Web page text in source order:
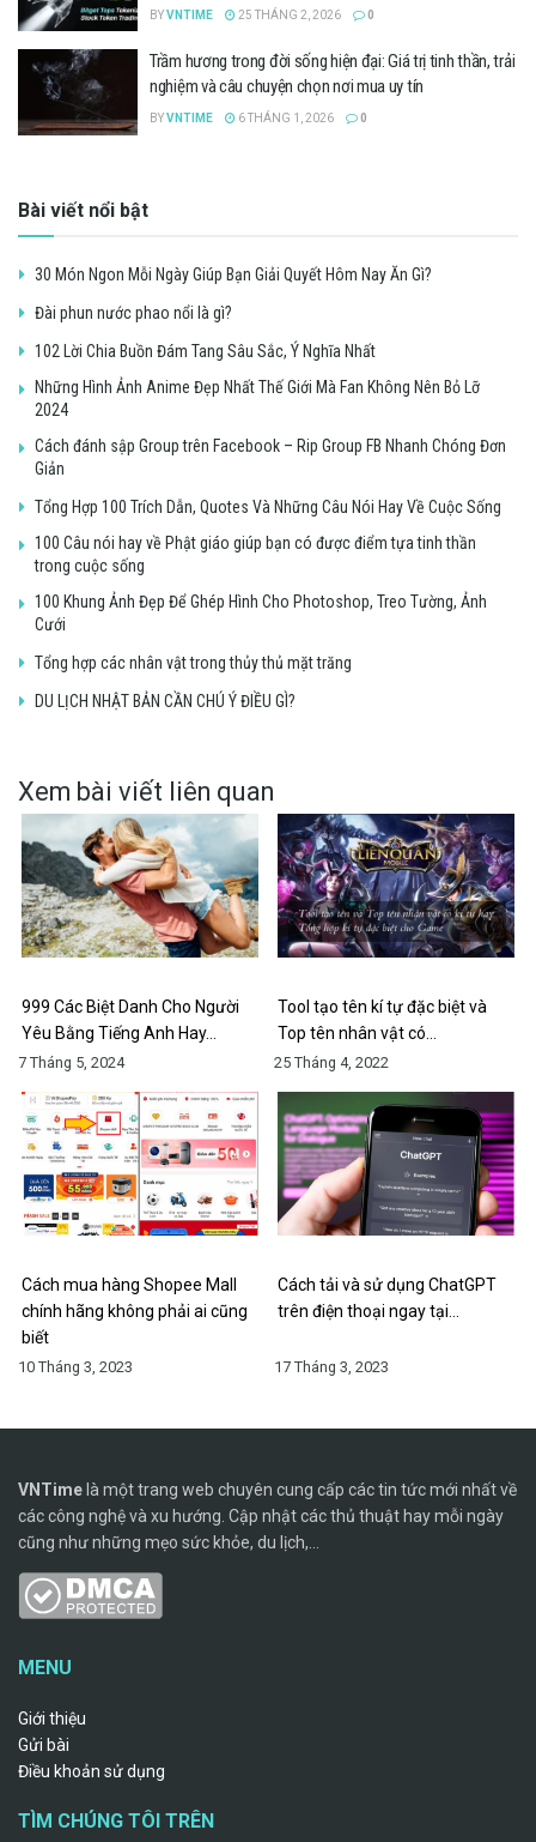
BYVNTIME 25 THÁNG 2, 2026 0
Trầm hương trong đời sống hiện đại: Giá trị tinh thần, trải
nghiệm và câu chuyện chọn nơi mua uy tín
BYVNTIME 6 THÁNG 1, 2026 0
Bài viết nổi bật
30 Món Ngon Mỗi Ngày Giúp Bạn Giải Quyết Hôm Nay Ăn Gì?
Đài phun nước phao nổi là gì?
102 Lời Chia Buồn Đám Tang Sâu Sắc, Ý Nghĩa Nhất
Những Hình Ảnh Anime Đẹp Nhất Thế Giới Mà Fan Không Nên Bỏ Lỡ
2024
Cách đánh sập Group trên Facebook – Rip Group FB Nhanh Chóng Đơn
Giản
Tổng Hợp 100 Trích Dẫn, Quotes Và Những Câu Nói Hay Về Cuộc Sống
100 Câu nói hay về Phật giáo giúp bạn có được điểm tựa tinh thần
trong cuộc sống
100 Khung Ảnh Đẹp Để Ghép Hình Cho Photoshop, Treo Tường, Ảnh
Cưới
Tổng hợp các nhân vật trong thủy thủ mặt trăng
DU LỊCH NHẬT BẢN CẦN CHÚ Ý ĐIỀU GÌ?
Xem bài viết liên quan
999 Các Biệt Danh Cho Người
Yêu Bằng Tiếng Anh Hay…
7 Tháng 5, 2024
Tool tạo tên kí tự đặc biệt và
Top tên nhân vật có…
25 Tháng 4, 2022
Cách mua hàng Shopee Mall
chính hãng không phải ai cũng
biết
10 Tháng 3, 2023
Cách tải và sử dụng ChatGPT
trên điện thoại ngay tại…
17 Tháng 3, 2023
VNTime là một trang web chuyên cung cấp các tin tức mới nhất về
các công nghệ và xu hướng. Cập nhật các thủ thuật hay mỗi ngày
cũng như những mẹo sức khỏe, du lịch,...
MENU
Giới thiệu
Gửi bài
Điều khoản sử dụng
TÌM CHÚNG TÔI TRÊN